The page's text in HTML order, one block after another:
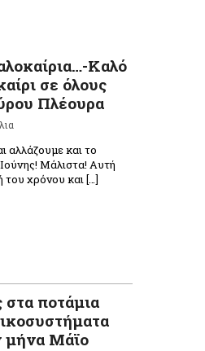
Καλό
σε όλους
Πλέουρα
αλλάζουμε και το
Μάλιστα! Αυτή
του χρόνου και […]
στα ποτάμια
μήνα Μάϊο